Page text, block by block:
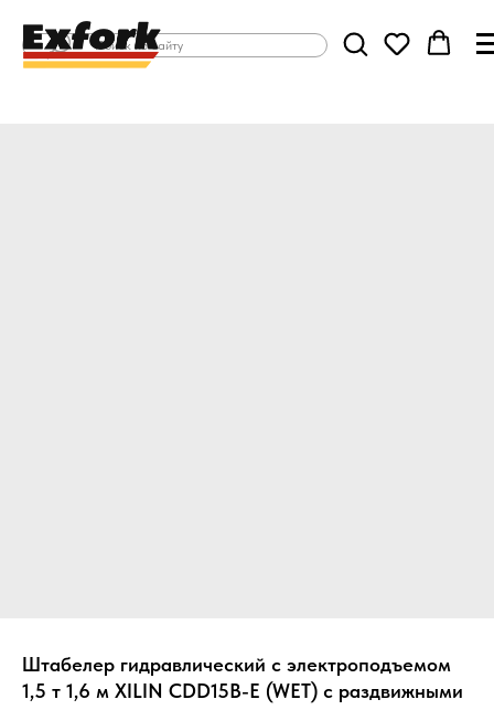
Штабелер гидравлический с электроподъемом
1,5 т 1,6 м XILIN CDD15B-E (WET) с раздвижными